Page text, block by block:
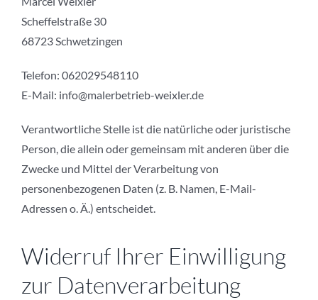
Scheffelstraße 30
68723 Schwetzingen
Telefon: 062029548110
E-Mail: info@malerbetrieb-weixler.de
Verantwortliche Stelle ist die natürliche oder juristische
Person, die allein oder gemeinsam mit anderen über die
Zwecke und Mittel der Verarbeitung von
personenbezogenen Daten (z. B. Namen, E-Mail-
Adressen o. Ä.) entscheidet.
Widerruf Ihrer Einwilligung
zur Datenverarbeitung